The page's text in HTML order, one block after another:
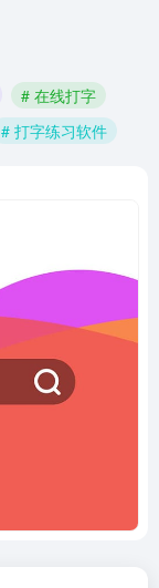
# 在线打字
# 打字练习软件